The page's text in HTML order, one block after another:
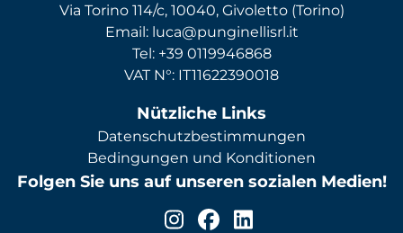
Via Torino 114/c, 10040, Givoletto (Torino)
Email: luca@punginellisrl.it
Tel: +39 0119946868
VAT N°: IT11622390018
Nützliche Links
Datenschutzbestimmungen
Bedingungen und Konditionen
Folgen Sie uns auf unseren sozialen Medien!